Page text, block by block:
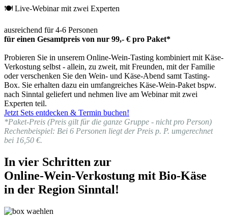
🍽 Live-Webinar mit zwei Experten
ausreichend für 4-6 Personen
für einen Gesamtpreis von nur 99,- € pro Paket*
Probieren Sie in unserem Online-Wein-Tasting kombiniert mit Käse-
Verkostung selbst - allein, zu zweit, mit Freunden, mit der Familie
oder verschenken Sie den Wein- und Käse-Abend samt Tasting-
Box. Sie erhalten dazu ein umfangreiches Käse-Wein-Paket bspw.
nach Sinntal geliefert und nehmen live am Webinar mit zwei
Experten teil.
Jetzt Sets entdecken & Termin buchen!
*Paket-Preis (Preis gilt für die ganze Gruppe - nicht pro Person)
Rechenbeispiel: Bei 6 Personen liegt der Preis p. P. umgerechnet
bei 16,50 €.
In vier Schritten zur
Online-Wein-Verkostung mit Bio-Käse
in der Region Sinntal!